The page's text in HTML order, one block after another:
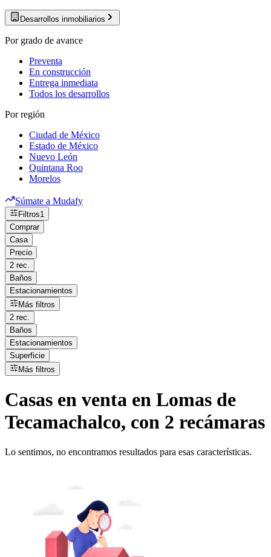
Desarrollos inmobiliarios
Por grado de avance
Preventa
En construcción
Entrega inmediata
Todos los desarrollos
Por región
Ciudad de México
Estado de México
Nuevo León
Quintana Roo
Morelos
Súmate a Mudafy
Filtros1
Comprar
Casa
Precio
2 rec.
Baños
Estacionamientos
Más filtros
2 rec.
Baños
Estacionamientos
Superficie
Más filtros
Casas en venta en Lomas de
Tecamachalco, con 2 recámaras
Lo sentimos, no encontramos resultados para esas características.